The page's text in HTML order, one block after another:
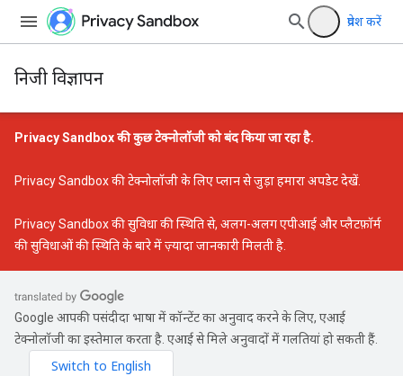
प्रवेश करें
निजी विज्ञापन
Privacy Sandbox की कुछ टेक्नोलॉजी को बंद किया जा रहा है.
Privacy Sandbox की टेक्नोलॉजी के लिए प्लान से जुड़ा हमारा अपडेटदेखें.
Privacy Sandbox की सुविधा की स्थितिसे, अलग-अलग एपीआई और प्लैटफ़ॉर्म
की सुविधाओं की स्थिति के बारे में ज़्यादा जानकारी मिलती है.
Google आपकी पसंदीदा भाषा में कॉन्टेंट का अनुवाद करने के लिए, एआई
टेक्नोलॉजी का इस्तेमाल करता है. एआई से मिले अनुवादों में गलतियां हो सकती हैं.